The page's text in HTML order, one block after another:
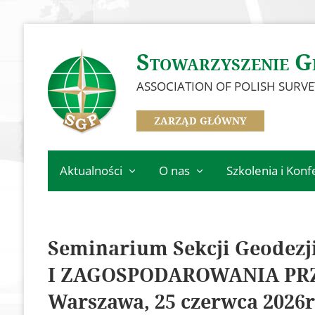
Stowarzyszenie
ASSOCIATION OF POLISH
ZARZĄD GŁÓWNY
Aktualności
Informacje z oddziałów
SGP
Ważne informacje
O nas
Informacje z komisji,
sekcji i klubów
Szkolenia i
Konferencja GSW
Konferencja ICC
Konkurs na
Seminarium Sekcji
I ZAGOSPODAROWANIA
Warszawa, 25 czerwca